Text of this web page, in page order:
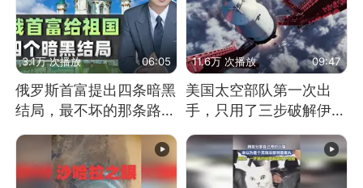
3.1万 次播放 06:05
俄罗斯首富提出四条暗黑
结局，最不坏的那条路是
11.6万 次播放 09:47
美国太空部队第一次出
手，只用了三步破解伊朗